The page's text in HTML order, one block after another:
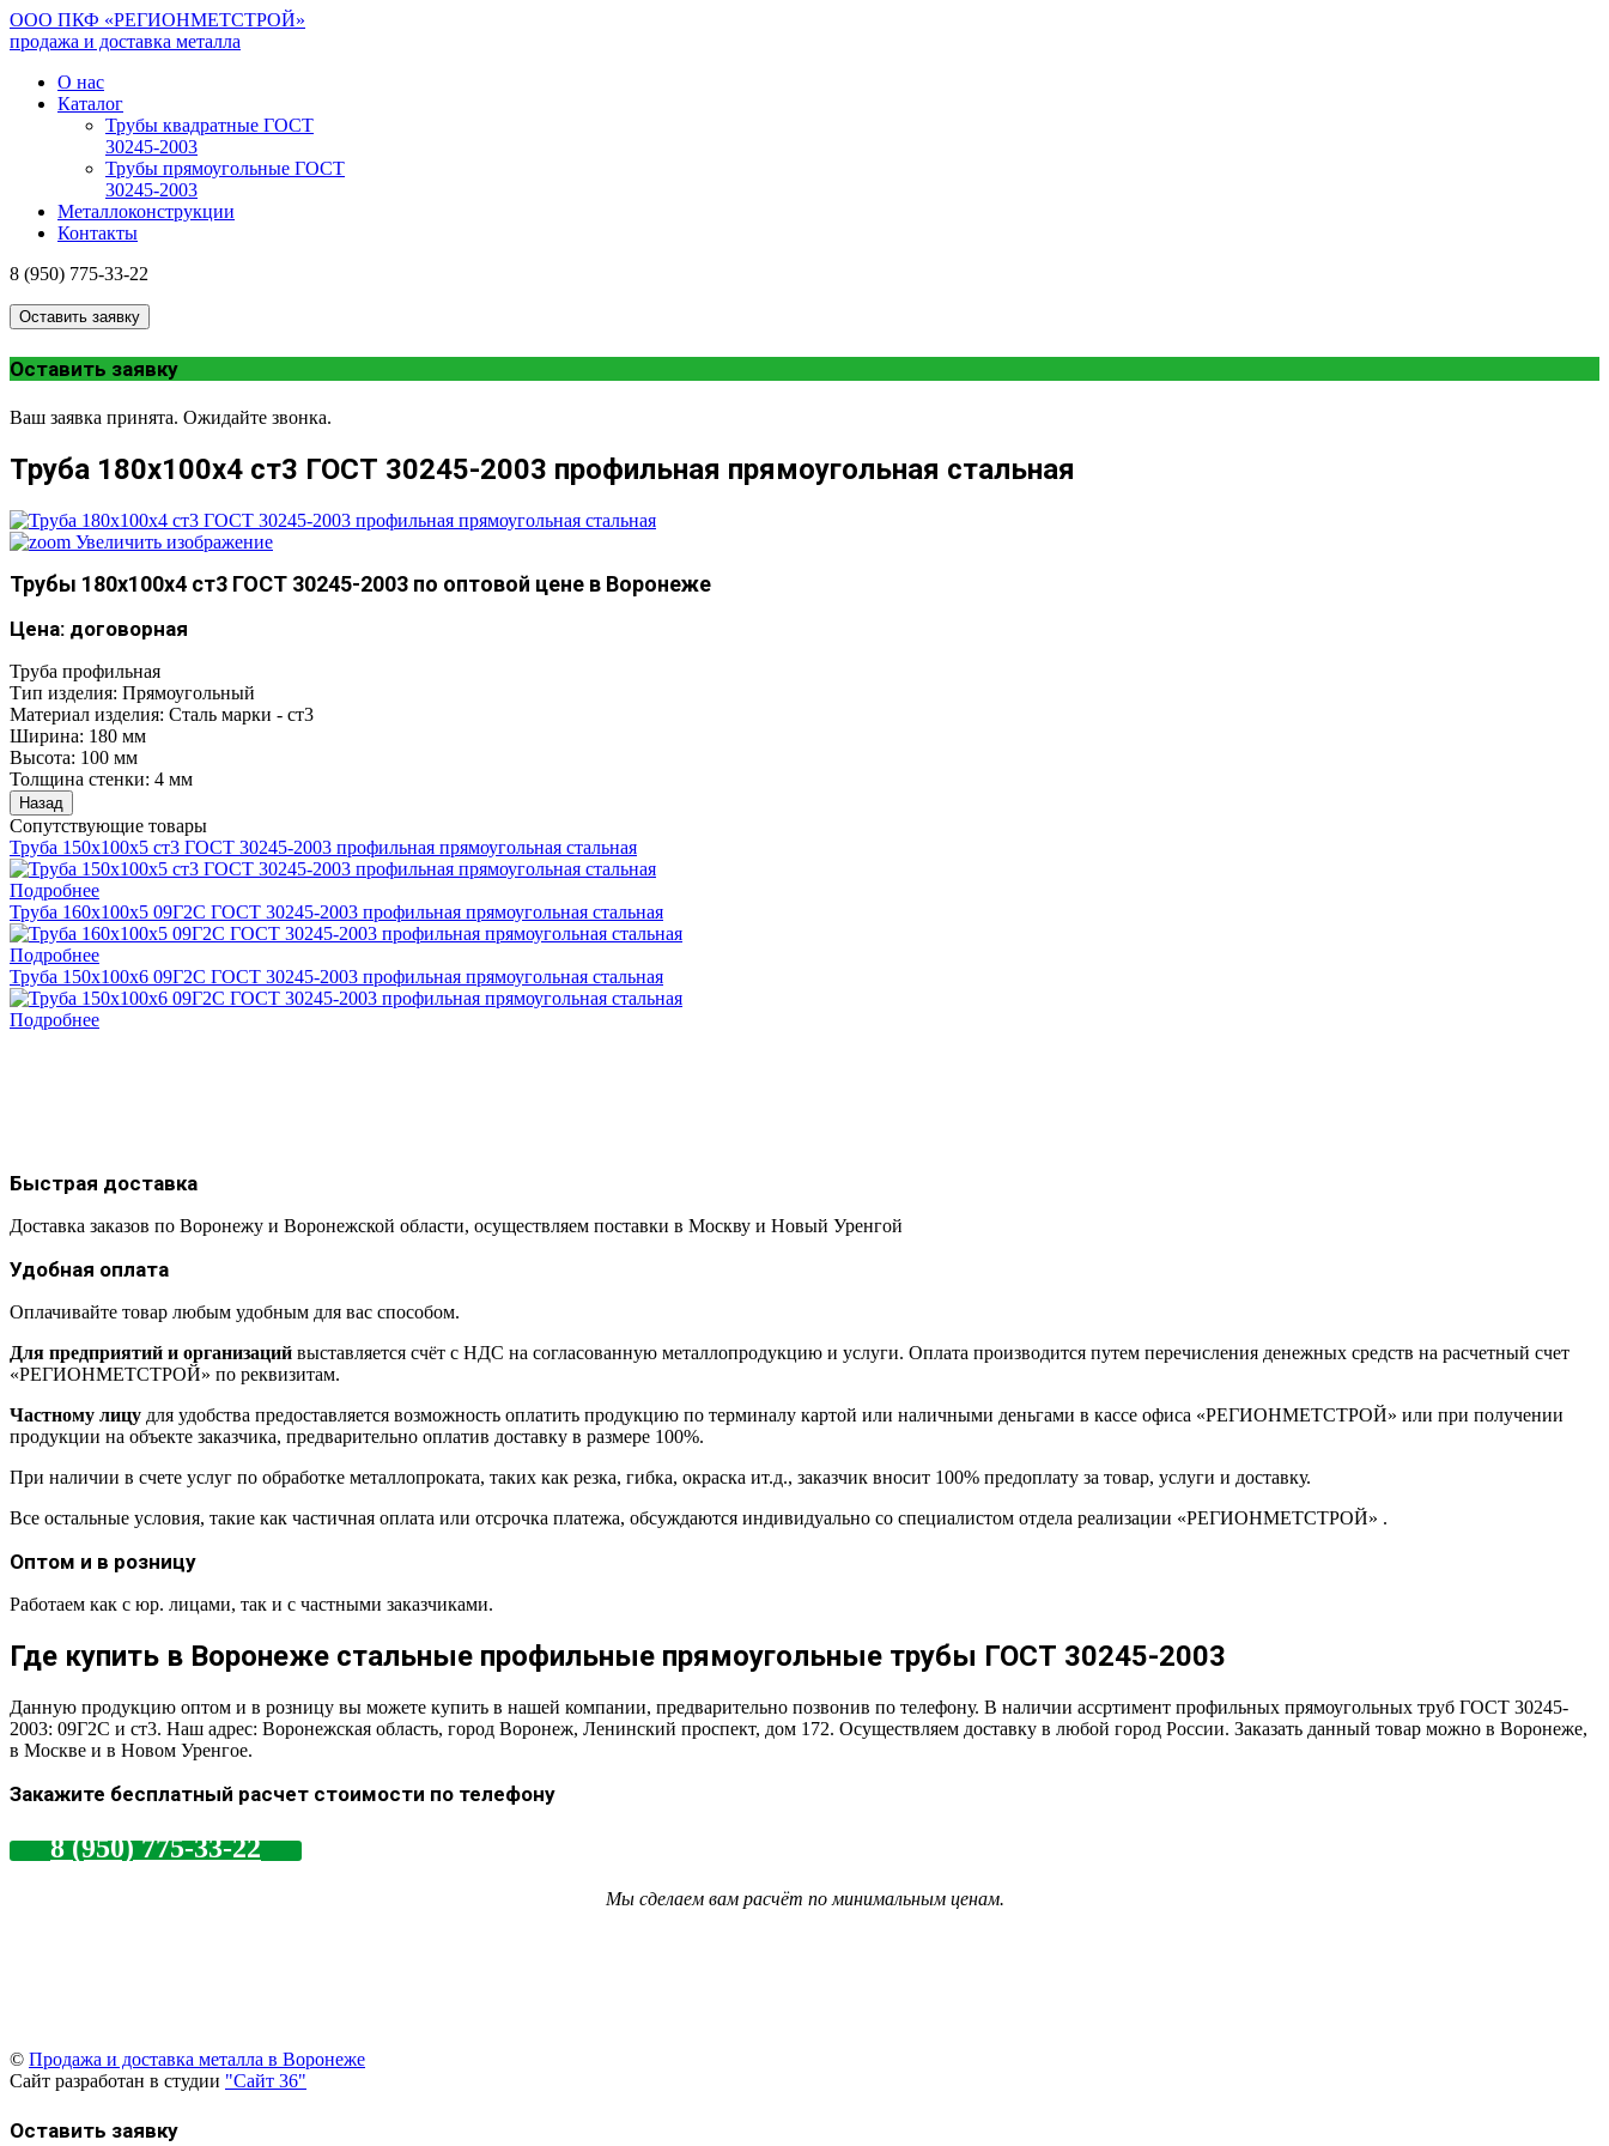
ООО ПКФ «РЕГИОНМЕТСТРОЙ»
продажа и доставка металла
О нас
Каталог
Трубы квадратные ГОСТ
30245-2003
Трубы прямоугольные ГОСТ
30245-2003
Металлоконструкции
Контакты
8 (950) 775-33-22
Оставить заявку
Оставить заявку
Ваш заявка принята. Ожидайте звонка.
Труба 180х100х4 ст3 ГОСТ 30245-2003 профильная прямоугольная стальная
Увеличить изображение
Трубы 180х100х4 ст3 ГОСТ 30245-2003 по оптовой цене в Воронеже
Цена: договорная
Труба профильная
Тип изделия: Прямоугольный
Материал изделия: Сталь марки - ст3
Ширина: 180 мм
Высота: 100 мм
Толщина стенки: 4 мм
Сопутствующие товары
Труба 150х100х5 ст3 ГОСТ 30245-2003 профильная прямоугольная стальная
Подробнее
Труба 160х100х5 09Г2С ГОСТ 30245-2003 профильная прямоугольная стальная
Подробнее
Труба 150х100х6 09Г2С ГОСТ 30245-2003 профильная прямоугольная стальная
Подробнее
Быстрая доставка
Доставка заказов по Воронежу и Воронежской области, осуществляем поставки в Москву и Новый Уренгой
Удобная оплата
Оплачивайте товар любым удобным для вас способом.
Для предприятий и организаций выставляется счёт с НДС на согласованную металлопродукцию и услуги. Оплата производится путем перечисления денежных средств на расчетный счет
«РЕГИОНМЕТСТРОЙ» по реквизитам.
Частному лицу для удобства предоставляется возможность оплатить продукцию по терминалу картой или наличными деньгами в кассе офиса «РЕГИОНМЕТСТРОЙ» или при получении
продукции на объекте заказчика, предварительно оплатив доставку в размере 100%.
При наличии в счете услуг по обработке металлопроката, таких как резка, гибка, окраска ит.д., заказчик вносит 100% предоплату за товар, услуги и доставку.
Все остальные условия, такие как частичная оплата или отсрочка платежа, обсуждаются индивидуально со специалистом отдела реализации «РЕГИОНМЕТСТРОЙ» .
Оптом и в розницу
Работаем как с юр. лицами, так и с частными заказчиками.
Где купить в Воронеже стальные профильные прямоугольные трубы ГОСТ 30245-2003
Данную продукцию оптом и в розницу вы можете купить в нашей компании, предварительно позвонив по телефону. В наличии ассртимент профильных прямоугольных труб ГОСТ 30245-
2003: 09Г2С и ст3. Наш адрес: Воронежская область, город Воронеж, Ленинский проспект, дом 172. Осуществляем доставку в любой город России. Заказать данный товар можно в Воронеже,
в Москве и в Новом Уренгое.
Закажите бесплатный расчет стоимости по телефону
8 (950) 775-33-22
Мы сделаем вам расчёт по минимальным ценам.
© Продажа и доставка металла в Воронеже
Сайт разработан в студии "Сайт 36"
Оставить заявку